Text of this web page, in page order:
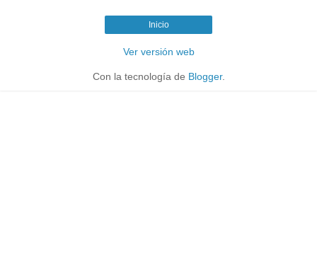
Inicio
Ver versión web
Con la tecnología de Blogger.